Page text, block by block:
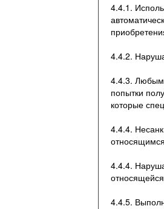
4.4.1.
4.4.2.
4.4.3. Любым
попытки
которые
4.4.4.
4.4.4.
4.4.5.